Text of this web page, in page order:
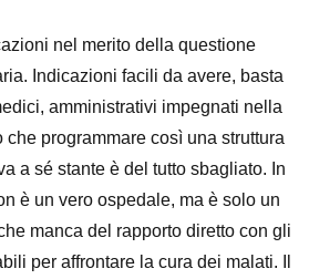
nel merito della questione
Indicazioni facili da avere, basta
amministrativi impegnati nella
programmare così una struttura
a sé stante è del tutto sbagliato. In
è un vero ospedale, ma è solo un
manca del rapporto diretto con gli
per affrontare la cura dei malati. Il